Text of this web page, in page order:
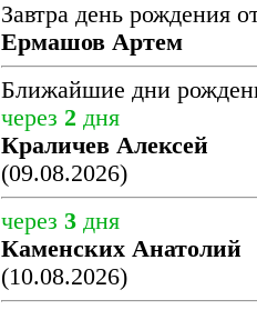
Завтра день рождения
Ермашов Артем
Ближайшие дни
через 2 дня
Краличев Алексей
(09.08.2026)
через 3 дня
Каменских Анатолий
(10.08.2026)